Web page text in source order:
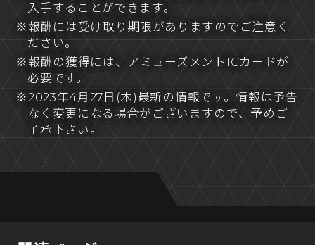
入手することができます。
※報酬には受け取り期限がありますのでご注意く
ださい。
※報酬の獲得には、アミューズメントICカードが
必要です。
※2023年4月27日(木)最新の情報です。情報は予告
なく変更になる場合がございますので、予めご
了承下さい。